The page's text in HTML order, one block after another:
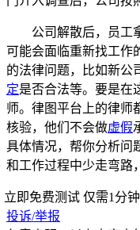
公司解散后，员工
可能会面临重新找工作
的法律问题，比如新公
定是否合法等。要是在
师。律图平台上的律师
核验，他们不会做虚假
具体情况，帮你分析问
和工作过程中少走弯路
立即免费测试 仅需1分钟
投诉/举报